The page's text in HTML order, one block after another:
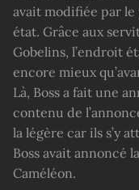
avait modifiée par
état. Grâce aux
Gobelins, l’endroit
encore mieux
Là, Boss a fait une
contenu de
la légère car ils s’y
Boss avait annoncé
Caméléon.